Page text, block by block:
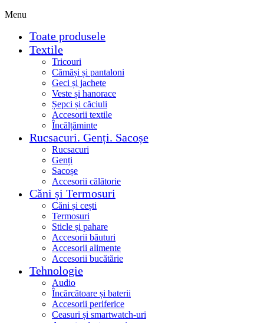
Menu
Toate produsele
Textile
Tricouri
Cămăși și pantaloni
Geci și jachete
Veste și hanorace
Șepci și căciuli
Accesorii textile
Încălțăminte
Rucsacuri. Genți. Sacoșe
Rucsacuri
Genți
Sacoșe
Accesorii călătorie
Căni și Termosuri
Căni și cești
Termosuri
Sticle și pahare
Accesorii băuturi
Accesorii alimente
Accesorii bucătărie
Tehnologie
Audio
Încărcătoare și baterii
Accesorii periferice
Ceasuri și smartwatch-uri